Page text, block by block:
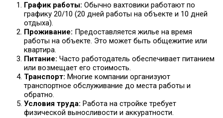
График работы: Обычно вахтовики работают по
графику 20/10 (20 дней работы на объекте и 10 дней
отдыха).
Проживание: Предоставляется жилье на время
работы на объекте. Это может быть общежитие или
квартира.
Питание: Часто работодатель обеспечивает питанием
или возмещает его стоимость.
Транспорт: Многие компании организуют
транспортное обслуживание до места работы и
обратно.
Условия труда: Работа на стройке требует
физической выносливости и аккуратности.